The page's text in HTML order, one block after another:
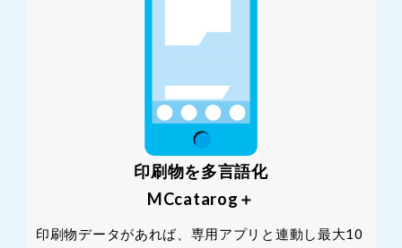
印刷物を多言語化
MCcatarog＋
印刷物データがあれば、専用アプリと連動し最大10